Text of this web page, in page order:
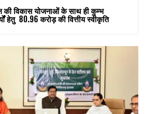
की विकास योजनाओं के साथ ही कुम्भ
हेतु ₹ 80.96 करोड़ की वित्तीय स्वीकृति